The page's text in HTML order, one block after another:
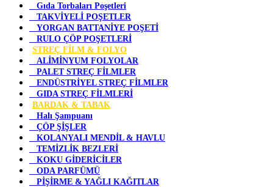
Gıda Torbaları Poşetleri
TAKVİYELİ POŞETLER
YORGAN BATTANİYE POŞETİ
RULO ÇÖP POŞETLERİ
STREÇ FİLM & FOLYO
ALİMİNYUM FOLYOLAR
PALET STREÇ FİLMLER
ENDÜSTRİYEL STREÇ FİLMLER
GIDA STREÇ FİLMLERİ
BARDAK & TABAK
Halı Şampuanı
ÇÖP ŞİŞLER
KOLANYALI MENDİL & HAVLU
TEMİZLİK BEZLERİ
KOKU GİDERİCİLER
ODA PARFÜMÜ
PİŞİRME & YAĞLI KAĞITLAR